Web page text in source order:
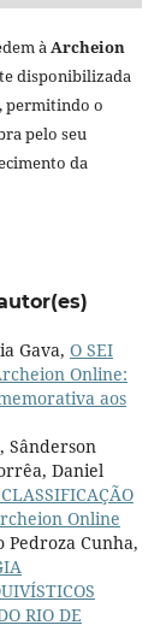
àArcheion
disponibilizada
permitindo o
pelo seu
da
Gava, O SEI
Online:
aos
Sânderson
Daniel
Online
Pedroza Cunha,
RIO DE